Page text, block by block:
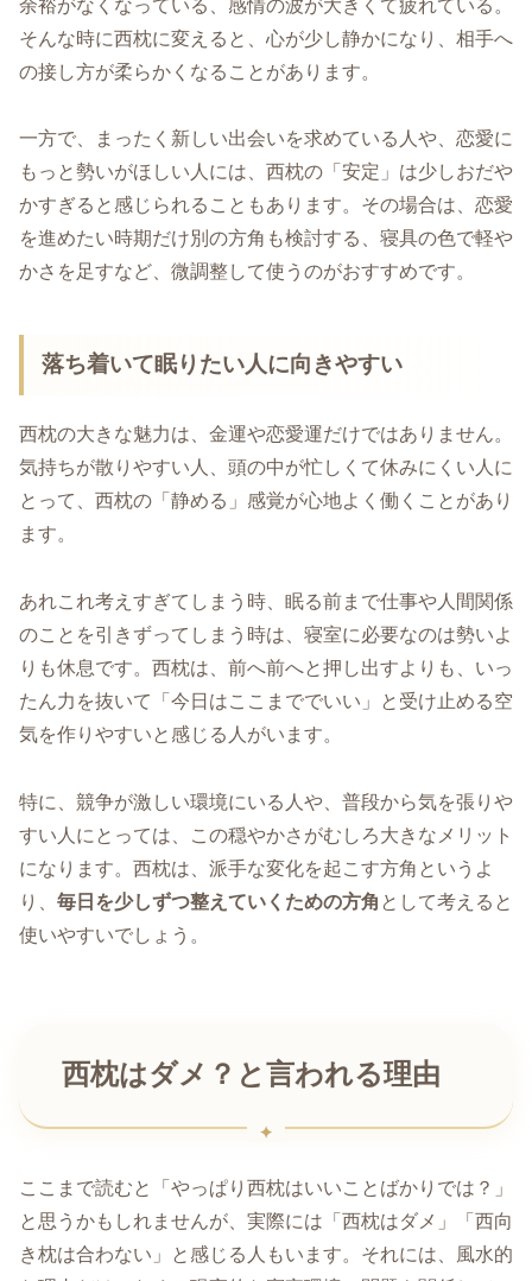
余裕がなくなっている、感情の波が大きくて疲れている。
そんな時に西枕に変えると、心が少し静かになり、相手へ
の接し方が柔らかくなることがあります。
一方で、まったく新しい出会いを求めている人や、恋愛に
もっと勢いがほしい人には、西枕の「安定」は少しおだや
かすぎると感じられることもあります。その場合は、恋愛
を進めたい時期だけ別の方角も検討する、寝具の色で軽や
かさを足すなど、微調整して使うのがおすすめです。
落ち着いて眠りたい人に向きやすい
西枕の大きな魅力は、金運や恋愛運だけではありません。
気持ちが散りやすい人、頭の中が忙しくて休みにくい人に
とって、西枕の「静める」感覚が心地よく働くことがあり
ます。
あれこれ考えすぎてしまう時、眠る前まで仕事や人間関係
のことを引きずってしまう時は、寝室に必要なのは勢いよ
りも休息です。西枕は、前へ前へと押し出すよりも、いっ
たん力を抜いて「今日はここまででいい」と受け止める空
気を作りやすいと感じる人がいます。
特に、競争が激しい環境にいる人や、普段から気を張りや
すい人にとっては、この穏やかさがむしろ大きなメリット
になります。西枕は、派手な変化を起こす方角というよ
り、 毎日を少しずつ整えていくための方角 として考えると
使いやすいでしょう。
西枕はダメ？と言われる理由
ここまで読むと「やっぱり西枕はいいことばかりでは？」
と思うかもしれませんが、実際には「西枕はダメ」「西向
き枕は合わない」と感じる人もいます。それには、風水的